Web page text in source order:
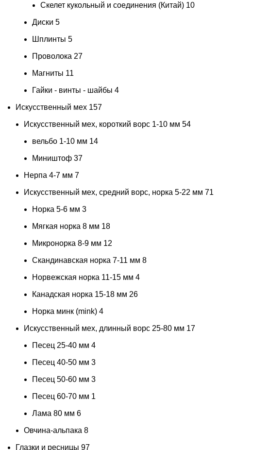
Скелет кукольный и соединения (Китай) 10
Диски 5
Шплинты 5
Проволока 27
Магниты 11
Гайки - винты - шайбы 4
Искусственный мех 157
Искусственный мех, короткий ворс 1-10 мм 54
вельбо 1-10 мм 14
Миништоф 37
Нерпа 4-7 мм 7
Искусственный мех, средний ворс, норка 5-22 мм 71
Норка 5-6 мм 3
Мягкая норка 8 мм 18
Микронорка 8-9 мм 12
Скандинавская норка 7-11 мм 8
Норвежская норка 11-15 мм 4
Канадская норка 15-18 мм 26
Норка минк (mink) 4
Искусственный мех, длинный ворс 25-80 мм 17
Песец 25-40 мм 4
Песец 40-50 мм 3
Песец 50-60 мм 3
Песец 60-70 мм 1
Лама 80 мм 6
Овчина-альпака 8
Глазки и ресницы 97